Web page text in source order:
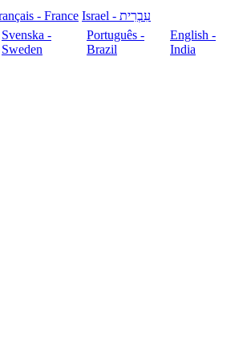
- France
עִבְרִית - Israel
Svenska -
Sweden
Português -
Brazil
English -
India